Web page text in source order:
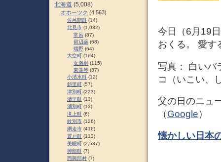
今日（6月19
おくる。 愛す
写真： 白い
コ（いこい、
父の日のニュ
（Google）
懐かしい日本
北海道 (5,008)
オホーツク (4,563)
佐呂間町 (14)
北見市 (1,032)
常呂 (87)
留辺蘂 (68)
端野 (64)
大空町 (164)
女満別 (115)
東藻琴 (37)
小清水町 (12)
斜里町 (57)
津別町 (223)
清里町 (13)
湧別町 (13)
滝上町 (6)
紋別市 (126)
網走市 (416)
置戸町 (113)
美幌町 (2,537)
興部町 (7)
西興部村 (7)